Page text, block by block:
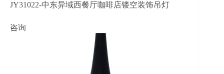
首
JY31022-中东异域西餐厅咖啡店镂空装饰吊灯
咨询